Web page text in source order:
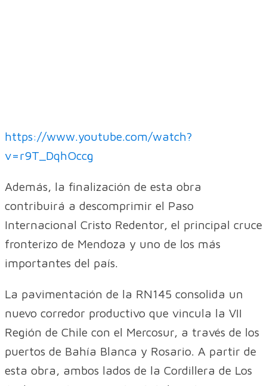
https://www.youtube.com/watch?
v=r9T_DqhOccg
Además, la finalización de esta obra
contribuirá a descomprimir el Paso
Internacional Cristo Redentor, el principal cruce
fronterizo de Mendoza y uno de los más
importantes del país.
La pavimentación de la RN145 consolida un
nuevo corredor productivo que vincula la VII
Región de Chile con el Mercosur, a través de los
puertos de Bahía Blanca y Rosario. A partir de
esta obra, ambos lados de la Cordillera de Los